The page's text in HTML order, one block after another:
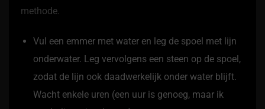
methode.
Vul een emmer met water en leg de spoel met lijn
onderwater. Leg vervolgens een steen op de spoel,
zodat de lijn ook daadwerkelijk onder water blijft.
Wacht enkele uren (een uur is genoeg, maar ik